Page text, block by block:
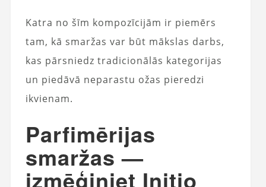
Katra no šīm kompozīcijām ir piemērs
tam, kā smaržas var būt mākslas darbs,
kas pārsniedz tradicionālās kategorijas
un piedāvā neparastu ožas pieredzi
ikvienam.
Parfimērijas
smaržas —
izmēģiniet Initio